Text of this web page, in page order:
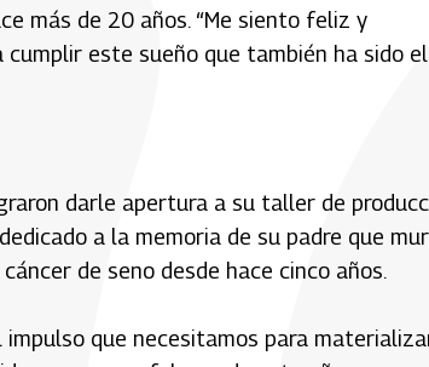
más de 20 años. “Me siento feliz y
este sueño que también ha sido el
darle apertura a su taller de
a la memoria de su padre que
de seno desde hace cinco años.
impulso que necesitamos para